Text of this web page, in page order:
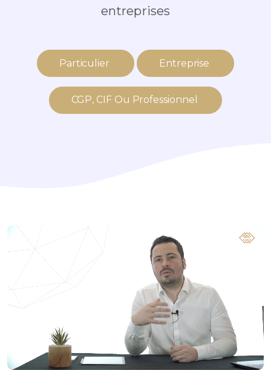
entreprises
Particulier Entreprise
CGP, CIF Ou Professionnel